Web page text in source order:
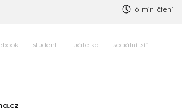
6 min čtení
studenti učitelka sociální síť